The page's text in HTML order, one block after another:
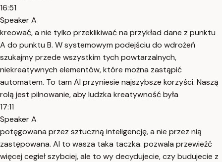
16:51
Speaker A
kreować, a nie tylko przeklikiwać na przykład dane z punktu
A do punktu B. W systemowym podejściu do wdrożeń
szukajmy przede wszystkim tych powtarzalnych,
niekreatywnych elementów, które można zastąpić
automatem. To tam AI przyniesie najszybsze korzyści. Naszą
rolą jest pilnowanie, aby ludzka kreatywność była
17:11
Speaker A
potęgowana przez sztuczną inteligencję, a nie przez nią
zastępowana. AI to wasza taka taczka. pozwala przewieźć
więcej cegieł szybciej, ale to wy decydujecie, czy budujecie z